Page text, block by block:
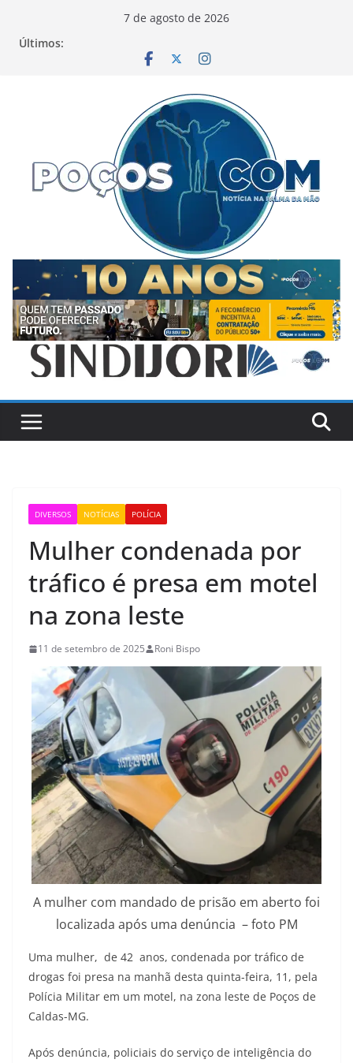
7 de agosto de 2026
Últimos:
DIVERSOS NOTÍCIAS POLÍCIA
Mulher condenada por
tráfico é presa em motel
na zona leste
11 de setembro de 2025 Roni Bispo
A mulher com mandado de prisão em aberto foi
localizada após uma denúncia – foto PM
Uma mulher, de 42 anos, condenada por tráfico de
drogas foi presa na manhã desta quinta-feira, 11, pela
Polícia Militar em um motel, na zona leste de Poços de
Caldas-MG.
Após denúncia, policiais do serviço de inteligência do